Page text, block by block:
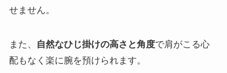
せません。
また、 自然なひじ掛けの高さと角度で肩がこる心
配もなく楽に腕を預けられます。